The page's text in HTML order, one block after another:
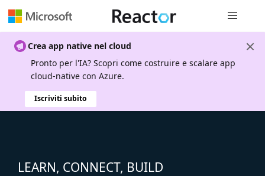
Crea app native nel cloud
Pronto per l'IA? Scopri come costruire e scalare app
cloud-native con Azure.
Iscriviti subito
LEARN, CONNECT, BUILD